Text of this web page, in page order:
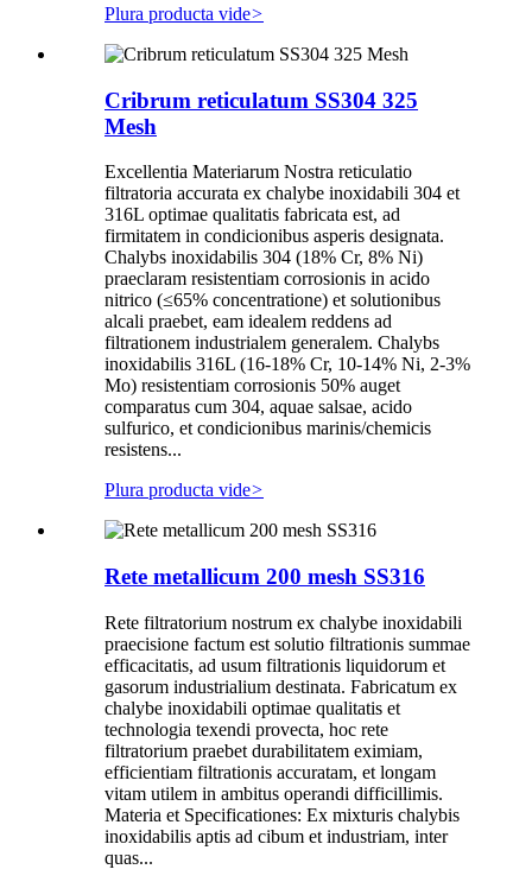
Plura producta vide>
Cribrum reticulatum SS304 325
Mesh
Excellentia Materiarum Nostra reticulatio
filtratoria accurata ex chalybe inoxidabili 304 et
316L optimae qualitatis fabricata est, ad
firmitatem in condicionibus asperis designata.
Chalybs inoxidabilis 304 (18% Cr, 8% Ni)
praeclaram resistentiam corrosionis in acido
nitrico (≤65% concentratione) et solutionibus
alcali praebet, eam idealem reddens ad
filtrationem industrialem generalem. Chalybs
inoxidabilis 316L (16-18% Cr, 10-14% Ni, 2-3%
Mo) resistentiam corrosionis 50% auget
comparatus cum 304, aquae salsae, acido
sulfurico, et condicionibus marinis/chemicis
resistens...
Plura producta vide>
Rete metallicum 200 mesh SS316
Rete filtratorium nostrum ex chalybe inoxidabili
praecisione factum est solutio filtrationis summae
efficacitatis, ad usum filtrationis liquidorum et
gasorum industrialium destinata. Fabricatum ex
chalybe inoxidabili optimae qualitatis et
technologia texendi provecta, hoc rete
filtratorium praebet durabilitatem eximiam,
efficientiam filtrationis accuratam, et longam
vitam utilem in ambitus operandi difficillimis.
Materia et Specificationes: Ex mixturis chalybis
inoxidabilis aptis ad cibum et industriam, inter
quas...